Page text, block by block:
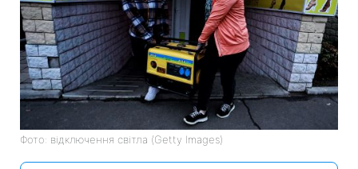
Фото: відключення світла (Getty Images)